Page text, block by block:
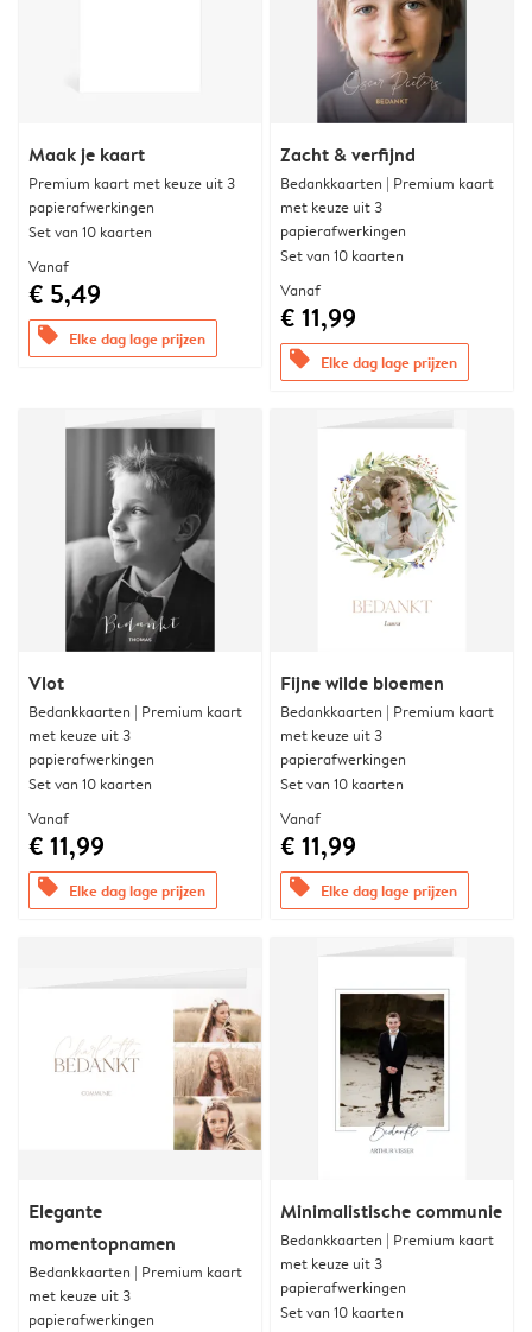
Maak je kaart
Premium kaart met keuze uit 3
papierafwerkingen
Set van 10 kaarten
Vanaf
€ 5,49
offers Elke dag lage prijzen
Zacht & verfijnd
Bedankkaarten | Premium kaart
met keuze uit 3
papierafwerkingen
Set van 10 kaarten
Vanaf
€ 11,99
offers Elke dag lage prijzen
Vlot
Bedankkaarten | Premium kaart
met keuze uit 3
papierafwerkingen
Set van 10 kaarten
Vanaf
€ 11,99
offers Elke dag lage prijzen
Fijne wilde bloemen
Bedankkaarten | Premium kaart
met keuze uit 3
papierafwerkingen
Set van 10 kaarten
Vanaf
€ 11,99
offers Elke dag lage prijzen
Elegante
momentopnamen
Bedankkaarten | Premium kaart
met keuze uit 3
papierafwerkingen
Minimalistische communie
Bedankkaarten | Premium kaart
met keuze uit 3
papierafwerkingen
Set van 10 kaarten